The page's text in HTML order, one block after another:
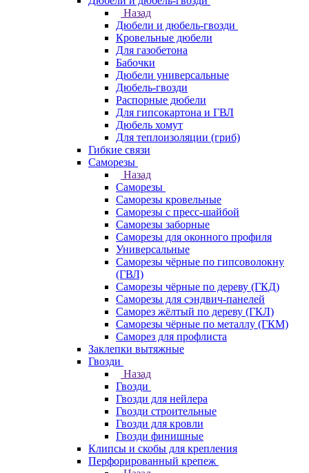
Назад
Дюбели и дюбель-гвозди
Кровельные дюбели
Для газобетона
Бабочки
Дюбели универсальные
Дюбель-гвозди
Распорные дюбели
Для гипсокартона и ГВЛ
Дюбель хомут
Для теплоизоляции (гриб)
Гибкие связи
Саморезы
Назад
Саморезы
Саморезы кровельные
Саморезы с пресс-шайбой
Саморезы заборные
Саморезы для оконного профиля
Универсальные
Саморезы чёрные по гипсоволокну
(ГВЛ)
Саморезы чёрные по дереву (ГКД)
Саморезы для сэндвич-панелей
Саморез жёлтый по дереву (ГКЛ)
Саморезы чёрные по металлу (ГКМ)
Саморез для профлиста
Заклепки вытяжные
Гвозди
Назад
Гвозди
Гвозди для нейлера
Гвозди строительные
Гвозди для кровли
Гвозди финишные
Клипсы и скобы для крепления
Перфорированный крепеж